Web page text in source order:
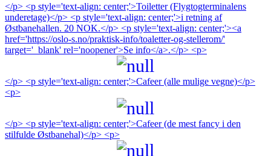
</p> <p style='text-align: center;'>Toiletter (Flygtogterminalens
underetage)</p> <p style='text-align: center;'>i retning af
Østbanehallen. 20 NOK.</p> <p style='text-align: center;'><a
href='https://oslo-s.no/praktisk-info/toaletter-og-stellerom/'
target='_blank' rel='noopener'>Se info</a>.</p> <p>
</p> <p style='text-align: center;'>Cafeer (alle mulige vegne)</p>
<p>
</p> <p style='text-align: center;'>Cafeer (de mest fancy i den
stilfulde Østbanehal)</p> <p>